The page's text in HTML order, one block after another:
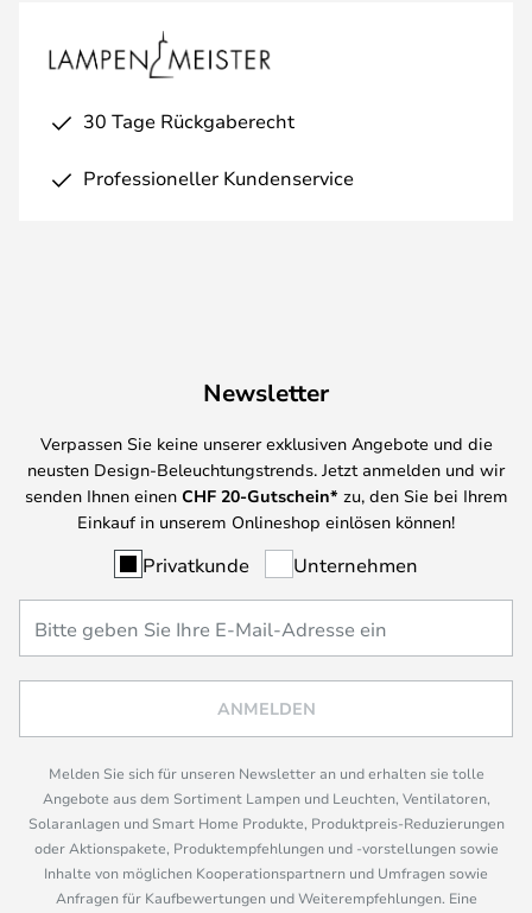
30 Tage Rückgaberecht
Professioneller Kundenservice
Newsletter
Verpassen Sie keine unserer exklusiven Angebote und die
neusten Design-Beleuchtungstrends. Jetzt anmelden und wir
senden Ihnen einen CHF 20-Gutschein* zu, den Sie bei Ihrem
Einkauf in unserem Onlineshop einlösen können!
Privatkunde Unternehmen
ANMELDEN
Melden Sie sich für unseren Newsletter an und erhalten sie tolle
Angebote aus dem Sortiment Lampen und Leuchten, Ventilatoren,
Solaranlagen und Smart Home Produkte, Produktpreis-Reduzierungen
oder Aktionspakete, Produktempfehlungen und -vorstellungen sowie
Inhalte von möglichen Kooperationspartnern und Umfragen sowie
Anfragen für Kaufbewertungen und Weiterempfehlungen. Eine